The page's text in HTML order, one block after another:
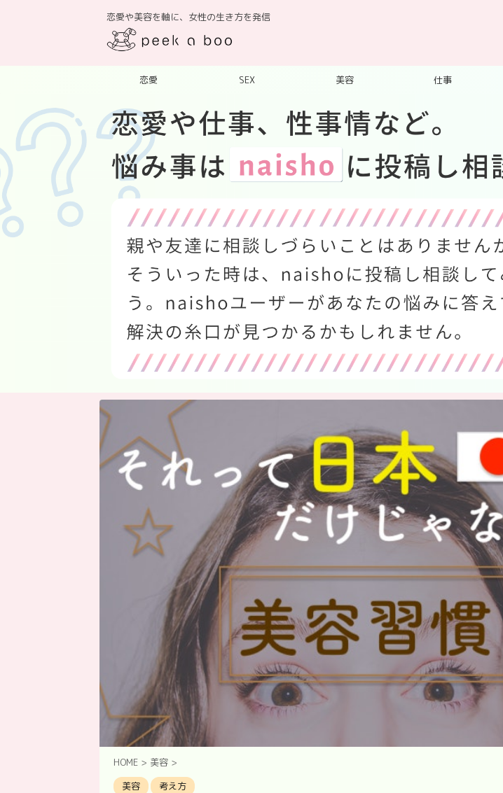
恋愛や美容を軸に、女性の生き方を発信
恋愛 SEX 美容 仕事
HOME > 美容 >
美容
考え方